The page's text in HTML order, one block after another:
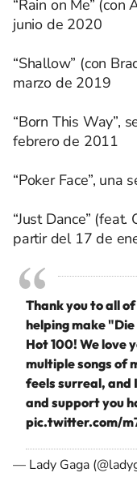
“Rain on Me” (con
junio de 2020
“Shallow” (con
marzo de 2019
“Born This Way”,
febrero de 2011
“Poker Face”,
“Just Dance”
partir del 17 de
Thank you to all
helping make
Hot 100! We love
multiple songs of
feels surreal, and
and support you
pic.twitter.com/
— Lady Gaga